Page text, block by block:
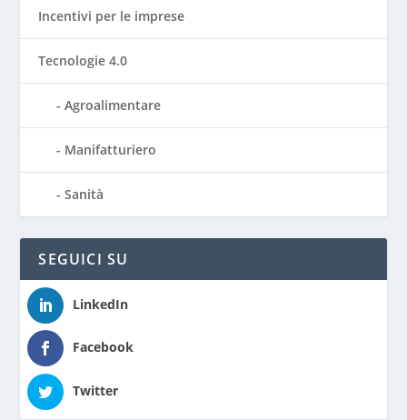
Incentivi per le imprese
Tecnologie 4.0
Agroalimentare
Manifatturiero
Sanità
SEGUICI SU
LinkedIn
Facebook
Twitter